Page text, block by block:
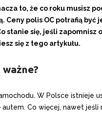
to, że co roku musisz
Ceny polis OC potrafią
stanie się, jeśli zapomnisz
się z tego artykułu.
W Polsce istnieje
Co więcej, nawet jeśli